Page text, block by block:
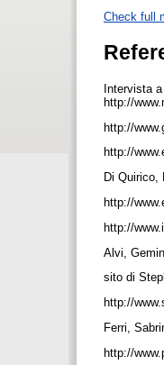
Check full
Intervista
http://
http://
http://
Di Quirico,
http://
http://
Alvi,
sito di
http://
Ferri,
http://